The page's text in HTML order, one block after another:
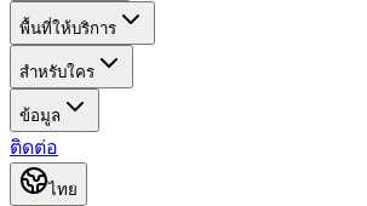
พื้นที่ให้บริการ
สำหรับใคร
ข้อมูล
ติดต่อ
ไทย